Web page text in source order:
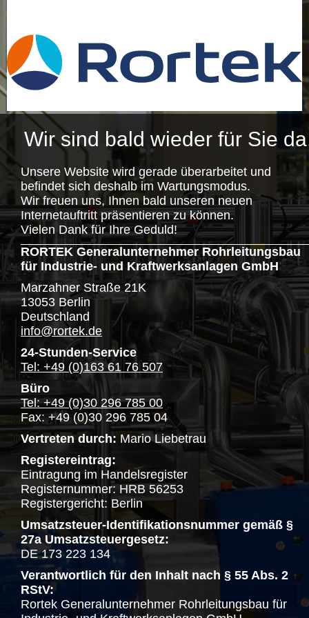
Wir sind bald wieder für Sie
Unsere Website wird gerade überarbeitet und
befindet sich deshalb im Wartungsmodus.
Wir freuen uns, Ihnen bald unseren neuen
Internetauftritt präsentieren zu können.
Vielen Dank für Ihre Geduld!
RORTEK Generalunternehmer Rohrleitungsbau
für Industrie- und Kraftwerksanlagen GmbH
Marzahner Straße 21K
13053 Berlin
Deutschland
info@rortek.de
24-Stunden-Service
Tel: +49 (0)163 61 76 507
Büro
Tel: +49 (0)30 296 785 00
Fax: +49 (0)30 296 785 04
Vertreten durch: Mario Liebetrau
Registereintrag:
Eintragung im Handelsregister
Registernummer: HRB 56253
Registergericht: Berlin
Umsatzsteuer-Identifikationsnummer gemäß §
27a Umsatzsteuergesetz:
DE 173 223 134
Verantwortlich für den Inhalt nach § 55 Abs. 2
RStV:
Rortek Generalunternehmer Rohrleitungsbau für